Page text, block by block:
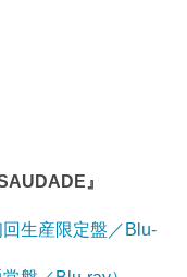
』
生産限定盤／Blu-